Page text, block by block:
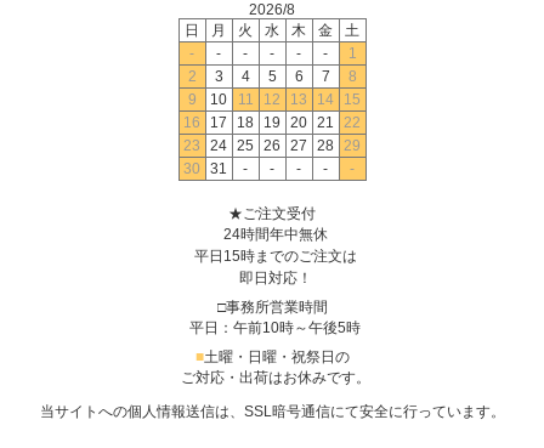
2026/8
日
月 火 水 木 金
土
-
- - - - -
1
2
3 4 5 6 7
8
9
10 11 12 13 14
15
16
17 18 19 20 21
22
23
24 25 26 27 28 29
30
31 - - - - -
★ご注文受付
24時間年中無休
平日15時までのご注文は
即日対応！
□事務所営業時間
平日：午前10時～午後5時
■土曜・日曜・祝祭日の
ご対応・出荷はお休みです。
当サイトへの個人情報送信は、SSL暗号通信にて安全に行っています。